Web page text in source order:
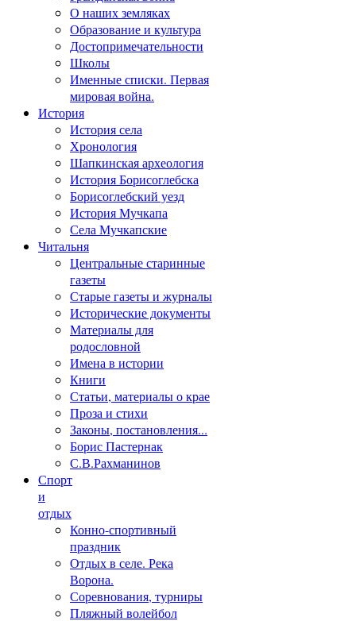
О наших земляках
Образование и культура
Достопримечательности
Школы
Именные списки. Первая
мировая война.
История
История села
Хронология
Шапкинская археология
История Борисоглебска
Борисоглебский уезд
История Мучкапа
Села Мучкапские
Читальня
Центральные старинные
газеты
Старые газеты и журналы
Исторические документы
Материалы для
родословной
Имена в истории
Книги
Статьи, материалы о крае
Проза и стихи
Законы, постановления...
Борис Пастернак
С.В.Рахманинов
Спорт
и
отдых
Конно-спортивный
праздник
Отдых в селе. Река
Ворона.
Соревнования, турниры
Пляжный волейбол